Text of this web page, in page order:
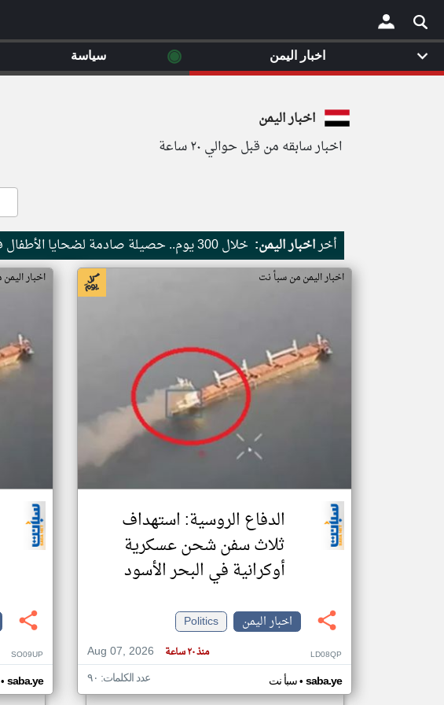
×
اخبار اليمن
اخبار سابقه من قبل حوالي ٢٠ ساعة
أخراخبار اليمن: خلال 300 يوم.. حصيلة صادمة لضحايا الأطفال في قطاع غزة
اخبار اليمن من سبأ نت
الدفاع الروسية: استهداف
ثلاث سفن شحن عسكرية
أوكرانية في البحر الأسود
اخبار اليمن
Politics
Aug 07, 2026
منذ ٢٠ ساعة LD08QP
سبأ نت• saba.ye عدد الكلمات: ٩٠
اخبار
SO09UP
• saba.ye
اخبار اليمن ◉ سياسة